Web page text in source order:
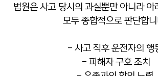
법원은 사고 당시의 과실뿐만 아니라 아
모두 종합적으로 판단합니
- 사고 직후 운전자의 행
- 피해자 구호 조치